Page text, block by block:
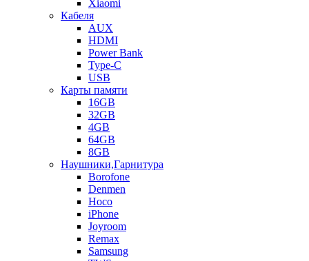
Xiaomi
Кабеля
AUX
HDMI
Power Bank
Type-C
USB
Карты памяти
16GB
32GB
4GB
64GB
8GB
Наушники,Гарнитура
Borofone
Denmen
Hoco
iPhone
Joyroom
Remax
Samsung